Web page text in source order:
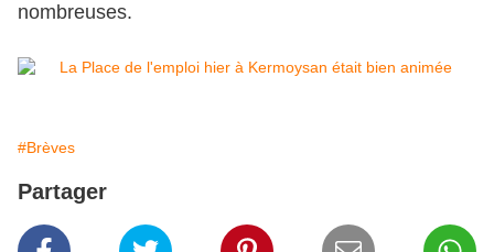
nombreuses.
#Brèves
Partager